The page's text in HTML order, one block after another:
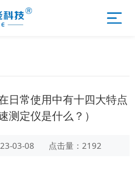
日常使用中有十四大特点
测定仪是什么？）
03-08 点击量：2192